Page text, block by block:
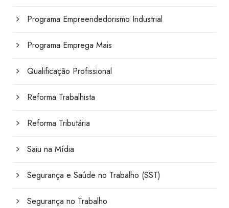
Programa Empreendedorismo Industrial
Programa Emprega Mais
Qualificação Profissional
Reforma Trabalhista
Reforma Tributária
Saiu na Mídia
Segurança e Saúde no Trabalho (SST)
Segurança no Trabalho